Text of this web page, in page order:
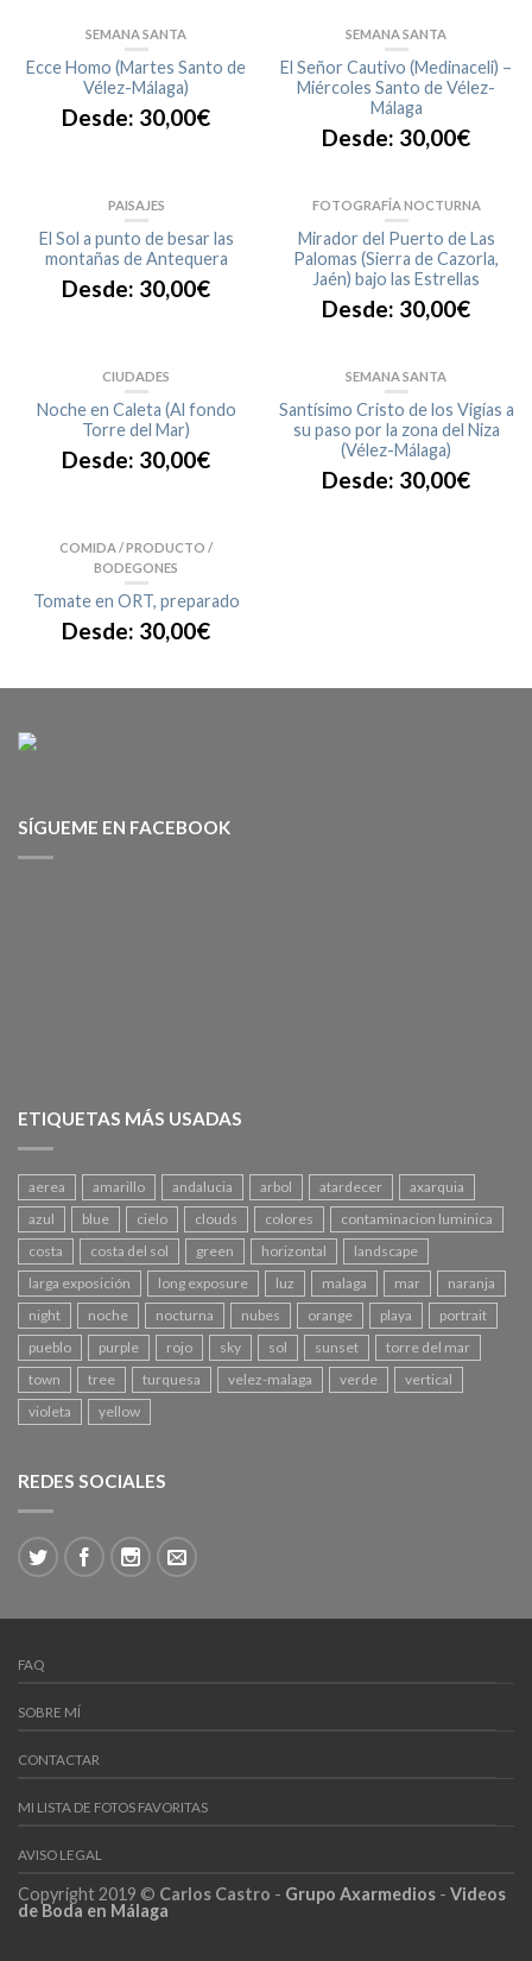
SEMANA SANTA
Ecce Homo (Martes Santo de
Vélez-Málaga)
Desde: 30,00€
SEMANA SANTA
El Señor Cautivo (Medinaceli) –
Miércoles Santo de Vélez-
Málaga
Desde: 30,00€
PAISAJES
El Sol a punto de besar las
montañas de Antequera
Desde: 30,00€
FOTOGRAFÍA NOCTURNA
Mirador del Puerto de Las
Palomas (Sierra de Cazorla,
Jaén) bajo las Estrellas
Desde: 30,00€
CIUDADES
Noche en Caleta (Al fondo
Torre del Mar)
Desde: 30,00€
SEMANA SANTA
Santísimo Cristo de los Vigías a
su paso por la zona del Niza
(Vélez-Málaga)
Desde: 30,00€
COMIDA / PRODUCTO /
BODEGONES
Tomate en ORT, preparado
Desde: 30,00€
SÍGUEME EN FACEBOOK
ETIQUETAS MÁS USADAS
aerea amarillo andalucia arbol atardecer
axarquia
azul
blue cielo clouds colores
contaminacion luminica
costa
costa del sol green horizontal
landscape
larga exposición
long exposure luz malaga mar
naranja
night
noche nocturna nubes orange playa
portrait
pueblo
purple rojo sky sol sunset
torre del mar
town
tree turquesa velez-malaga verde
vertical
violeta
yellow
REDES SOCIALES
FAQ
SOBRE MÍ
CONTACTAR
MI LISTA DE FOTOS FAVORITAS
AVISO LEGAL
Copyright 2019 © Carlos Castro - Grupo Axarmedios - Videos
de Boda en Málaga